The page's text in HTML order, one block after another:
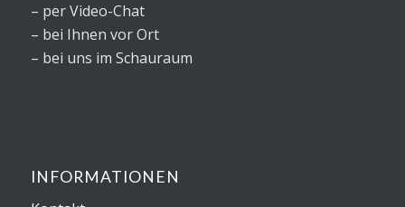
– per Video-Chat
– bei Ihnen vor Ort
– bei uns im Schauraum
INFORMATIONEN